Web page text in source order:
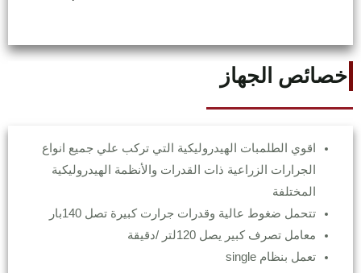
خصائص الجهاز
اقوي الطلمبات الهيدروليكية التي تركب علي جميع انواع
الجرارات الزراعية ذات القدرات والأنظمة الهيدروليكية
المختلفة
تتحمل ضغوط عالية وقدرات جرارت كبيرة تصل 140بار
معامل تصرف كبير يصل 120لتر /دقيقة
تعمل بنظام single